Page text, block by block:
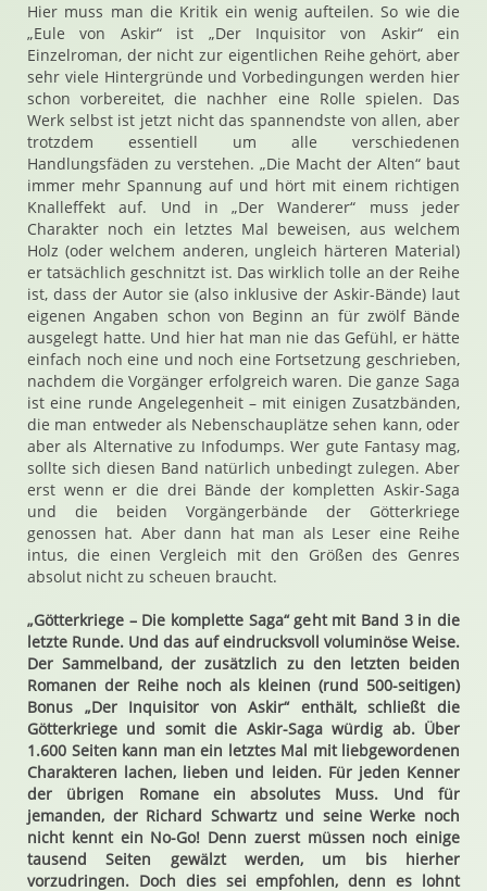
Hier muss man die Kritik ein wenig aufteilen. So wie die
„Eule von Askir“ ist „Der Inquisitor von Askir“ ein
Einzelroman, der nicht zur eigentlichen Reihe gehört, aber
sehr viele Hintergründe und Vorbedingungen werden hier
schon vorbereitet, die nachher eine Rolle spielen. Das
Werk selbst ist jetzt nicht das spannendste von allen, aber
trotzdem essentiell um alle verschiedenen
Handlungsfäden zu verstehen. „Die Macht der Alten“ baut
immer mehr Spannung auf und hört mit einem richtigen
Knalleffekt auf. Und in „Der Wanderer“ muss jeder
Charakter noch ein letztes Mal beweisen, aus welchem
Holz (oder welchem anderen, ungleich härteren Material)
er tatsächlich geschnitzt ist. Das wirklich tolle an der Reihe
ist, dass der Autor sie (also inklusive der Askir-Bände) laut
eigenen Angaben schon von Beginn an für zwölf Bände
ausgelegt hatte. Und hier hat man nie das Gefühl, er hätte
einfach noch eine und noch eine Fortsetzung geschrieben,
nachdem die Vorgänger erfolgreich waren. Die ganze Saga
ist eine runde Angelegenheit – mit einigen Zusatzbänden,
die man entweder als Nebenschauplätze sehen kann, oder
aber als Alternative zu Infodumps. Wer gute Fantasy mag,
sollte sich diesen Band natürlich unbedingt zulegen. Aber
erst wenn er die drei Bände der kompletten Askir-Saga
und die beiden Vorgängerbände der Götterkriege
genossen hat. Aber dann hat man als Leser eine Reihe
intus, die einen Vergleich mit den Größen des Genres
absolut nicht zu scheuen braucht.
„Götterkriege – Die komplette Saga“ geht mit Band 3 in die
letzte Runde. Und das auf eindrucksvoll voluminöse Weise.
Der Sammelband, der zusätzlich zu den letzten beiden
Romanen der Reihe noch als kleinen (rund 500-seitigen)
Bonus „Der Inquisitor von Askir“ enthält, schließt die
Götterkriege und somit die Askir-Saga würdig ab. Über
1.600 Seiten kann man ein letztes Mal mit liebgewordenen
Charakteren lachen, lieben und leiden. Für jeden Kenner
der übrigen Romane ein absolutes Muss. Und für
jemanden, der Richard Schwartz und seine Werke noch
nicht kennt ein No-Go! Denn zuerst müssen noch einige
tausend Seiten gewälzt werden, um bis hierher
vorzudringen. Doch dies sei empfohlen, denn es lohnt